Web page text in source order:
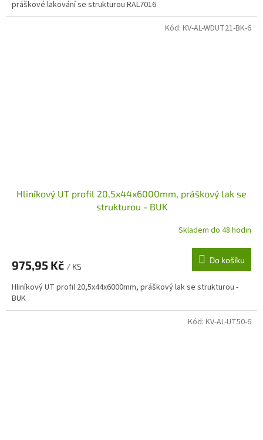
práškové lakování se strukturou RAL7016
Hliníkový UT profil 20,5x44x6000mm, práškový lak se
strukturou - BUK
Skladem do 48 hodin
975,95 Kč / KS
Do košíku
Hliníkový UT profil 20,5x44x6000mm, práškový lak se strukturou -
BUK
Kód: KV-AL-WDUT21-BK-6
Kód: KV-AL-UT50-6